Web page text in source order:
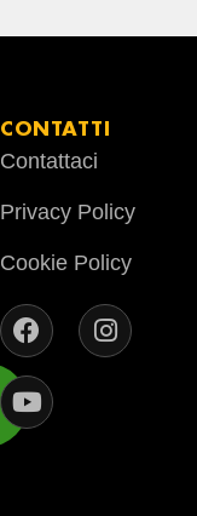
CONTATTI
Contattaci
Privacy Policy
Cookie Policy